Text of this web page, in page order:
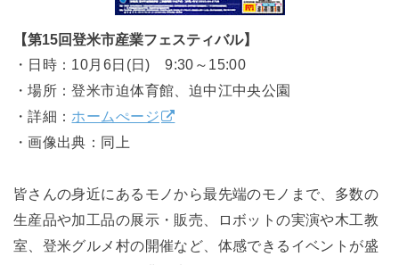
【第15回登米市産業フェスティバル】
・日時：10月6日(日) 9:30～15:00
・場所：登米市迫体育館、迫中江中央公園
・詳細： ホームぺージ
・画像出典：同上
皆さんの身近にあるモノから最先端のモノまで、多数の
生産品や加工品の展示・販売、ロボットの実演や木工教
室、登米グルメ村の開催など、体感できるイベントが盛